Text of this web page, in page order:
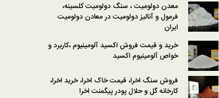
معدن دولومیت ، سنگ دولومیت کلسینه،
فرمول و آنالیز دولومیت در معادن دولومیت
ایران
خرید و قیمت فروش اکسید آلومینیوم ،کاربرد و
خواص آلومینیوم اکسید
فروش سنگ اخرا، قیمت خاک اخرا، خرید اخرا،
کارخانه گل و حلال پودر پیگمنت اخرا